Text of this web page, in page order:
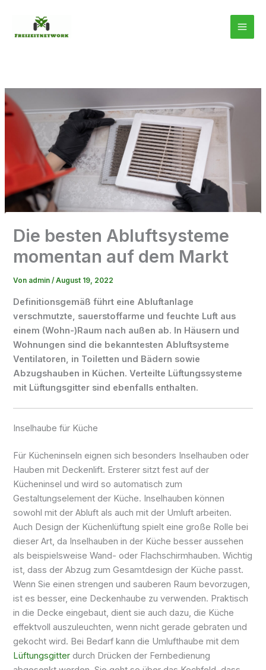
springen
Die besten Abluftsysteme
momentan auf dem Markt
Von admin/August 19, 2022
Definitionsgemäß führt eine Abluftanlage
verschmutzte, sauerstoffarme und feuchte Luft aus
einem (Wohn-)Raum nach außen ab. In Häusern und
Wohnungen sind die bekanntesten Abluftsysteme
Ventilatoren, in Toiletten und Bädern sowie
Abzugshauben in Küchen. Verteilte Lüftungssysteme
mit Lüftungsgitter sind ebenfalls enthalten.
Inselhaube für Küche
Für Kücheninseln eignen sich besonders Inselhauben oder
Hauben mit Deckenlift. Ersterer sitzt fest auf der
Kücheninsel und wird so automatisch zum
Gestaltungselement der Küche. Inselhauben können
sowohl mit der Abluft als auch mit der Umluft arbeiten.
Auch Design der Küchenlüftung spielt eine große Rolle bei
dieser Art, da Inselhauben in der Küche besser aussehen
als beispielsweise Wand- oder Flachschirmhauben. Wichtig
ist, dass der Abzug zum Gesamtdesign der Küche passt.
Wenn Sie einen strengen und sauberen Raum bevorzugen,
ist es besser, eine Deckenhaube zu verwenden. Praktisch
in die Decke eingebaut, dient sie auch dazu, die Küche
effektvoll auszuleuchten, wenn nicht gerade gebraten und
gekocht wird. Bei Bedarf kann die Umlufthaube mit dem
Lüftungsgitter durch Drücken der Fernbedienung